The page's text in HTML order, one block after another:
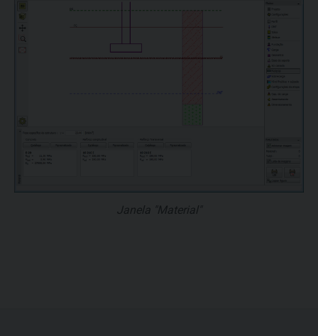
Janela "Material"